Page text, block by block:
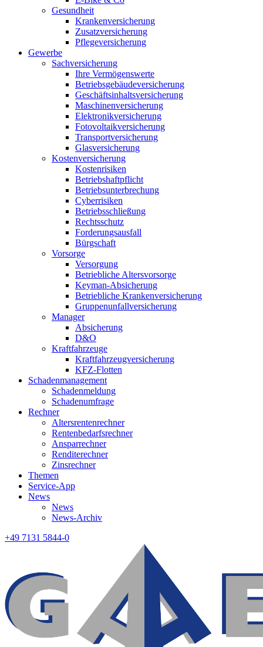
Gesundheit
Krankenversicherung
Zusatzversicherung
Pflegeversicherung
Gewerbe
Sachversicherung
Ihre Vermögenswerte
Betriebsgebäudeversicherung
Geschäftsinhaltsversicherung
Maschinenversicherung
Elektronikversicherung
Fotovoltaikversicherung
Transportversicherung
Glasversicherung
Kostenversicherung
Kostenrisiken
Betriebshaftpflicht
Betriebsunterbrechung
Cyberrisiken
Betriebsschließung
Rechtsschutz
Forderungsausfall
Bürgschaft
Vorsorge
Versorgung
Betriebliche Altersvorsorge
Keyman-Absicherung
Betriebliche Krankenversicherung
Gruppenunfallversicherung
Manager
Absicherung
D&O
Kraftfahrzeuge
Kraftfahrzeugversicherung
KFZ-Flotten
Schadenmanagement
Schadenmeldung
Schadenumfrage
Rechner
Altersrentenrechner
Rentenbedarfsrechner
Ansparrechner
Renditerechner
Zinsrechner
Themen
Service-App
News
News
News-Archiv
+49 7131 5844-0